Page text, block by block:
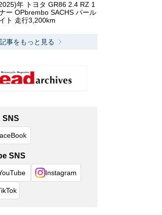
年 トヨタ GR86 2.4 RZ 1
ー OPbrembo SACHS パール
ト 走行3,200km
事をもっと見る
SNS
SNS
Instagram